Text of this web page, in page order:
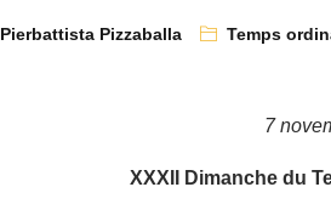
Pierbattista Pizzaballa Temps
7
XXXII Dimanche du